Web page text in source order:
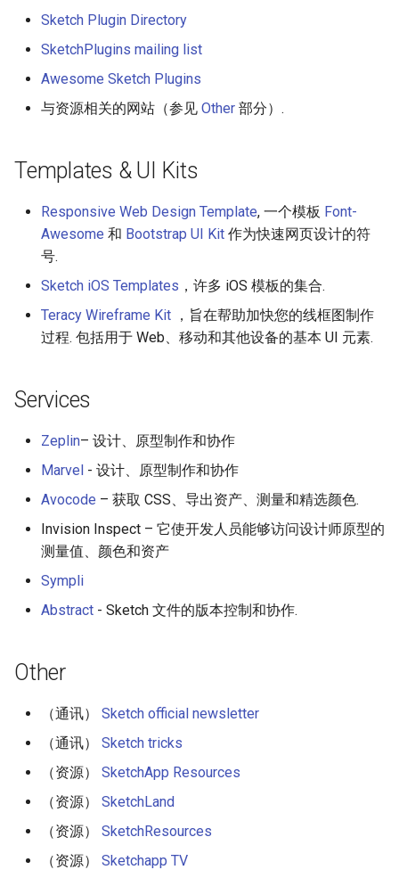
JAMstack
移动端 web 开发
Sketch Plugin Directory
SketchPlugins mailing list
Awesome Sketch Plugins
与资源相关的网站（参见 Other 部分）.
Templates & UI Kits
Responsive Web Design Template, 一个模板 Font-
Awesome 和 Bootstrap UI Kit 作为快速网页设计的符
号.
Sketch iOS Templates ，许多 iOS 模板的集合.
Teracy Wireframe Kit ，旨在帮助加快您的线框图制作
过程. 包括用于 Web、移动和其他设备的基本 UI 元素.
Services
Zeplin– 设计、原型制作和协作
Marvel - 设计、原型制作和协作
Avocode – 获取 CSS、导出资产、测量和精选颜色.
Invision Inspect – 它使开发人员能够访问设计师原型的
测量值、颜色和资产
Sympli
Abstract - Sketch 文件的版本控制和协作.
Other
（通讯） Sketch official newsletter
（通讯） Sketch tricks
（资源） SketchApp Resources
（资源） SketchLand
（资源） SketchResources
（资源） Sketchapp TV